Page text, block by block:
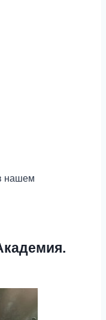
нашем